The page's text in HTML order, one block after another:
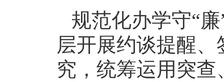
规范化办学守“
层开展约谈提醒
究，统筹运用突